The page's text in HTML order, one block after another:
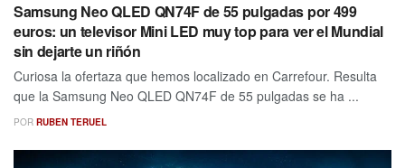
Samsung Neo QLED QN74F de 55 pulgadas por 499
euros: un televisor Mini LED muy top para ver el Mundial
sin dejarte un riñón
Curiosa la ofertaza que hemos localizado en Carrefour. Resulta
que la Samsung Neo QLED QN74F de 55 pulgadas se ha ...
POR RUBEN TERUEL